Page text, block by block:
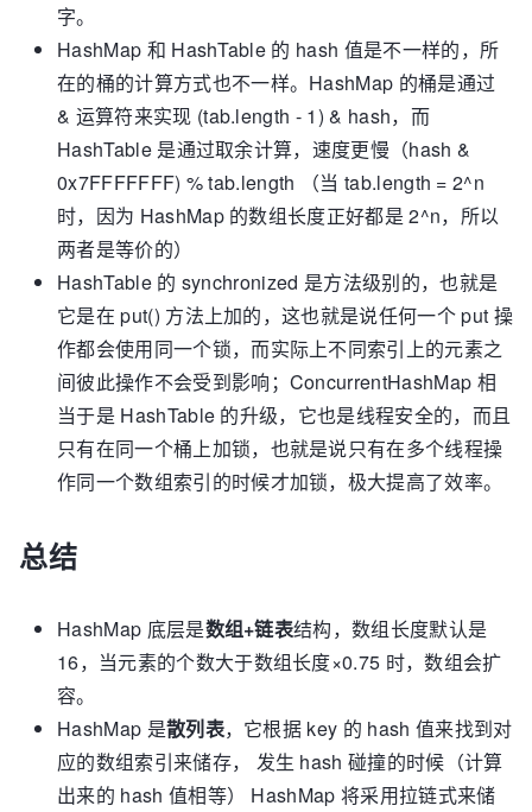
        if (hiTail == null)
            hiHead = e;
        else
        hiTail = e;
    }
} while ((e = next) != null);
if (loTail != null) {
    loTail.next = null;
    // 这部分的链表索引没有发生变化，将链表放到原索
    newTab[j] = loHead;
if (hiTail != null) {
    hiTail.next = null;
    // 这部分的链表索引发生变化，将链表放到新索引上
    newTab[j + oldCap] = hiHead;
字。
HashMap 和 HashTable 的 hash 值是不一样的，所
在的桶的计算方式也不一样。HashMap 的桶是通过
& 运算符来实现 (tab.length - 1) & hash，而
HashTable 是通过取余计算，速度更慢（hash &
0x7FFFFFFF) % tab.length （当 tab.length = 2^n
时，因为 HashMap 的数组长度正好都是 2^n，所以
两者是等价的）
HashTable 的 synchronized 是方法级别的，也就是
它是在 put() 方法上加的，这也就是说任何一个 put 操
作都会使用同一个锁，而实际上不同索引上的元素之
间彼此操作不会受到影响；ConcurrentHashMap 相
当于是 HashTable 的升级，它也是线程安全的，而且
只有在同一个桶上加锁，也就是说只有在多个线程操
作同一个数组索引的时候才加锁，极大提高了效率。
总结
HashMap 底层是数组+链表结构，数组长度默认是
16，当元素的个数大于数组长度×0.75 时，数组会扩
容。
HashMap 是散列表，它根据 key 的 hash 值来找到对
应的数组索引来储存， 发生 hash 碰撞的时候（计算
出来的 hash 值相等） HashMap 将采用拉链式来储